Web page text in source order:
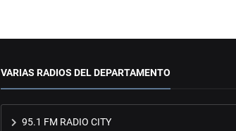
VARIAS RADIOS DEL DEPARTAMENTO
95.1 FM RADIO CITY